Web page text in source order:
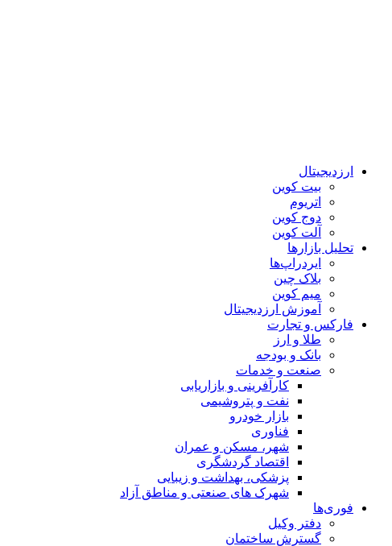
ارزدیجیتال
بیت کوین
اتریوم
دوج کوین
آلت کوین
تحلیل بازارها
ایردراپ‌ها
بلاک چین
میم کوین‌
آموزش ارزدیجیتال
فارکس و تجارت
طلا و ارز
بانک و بودجه
صنعت و خدمات
کارآفرینی و بازاریابی
نفت و پتروشیمی
بازار خودرو
فناوری
شهر، مسکن و عمران
اقتصاد گردشگری
پزشکی، بهداشت و زیبایی
شهرک های صنعتی و مناطق آزاد
فوری‌ها
دفتر وکیل
گسترش ساختمان